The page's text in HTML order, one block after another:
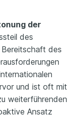
der
des
des
und ist oft mit
weiterführenden
Ansatz